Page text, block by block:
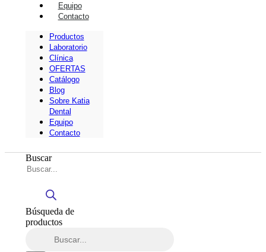
Equipo
Contacto
Productos
Laboratorio
Clínica
OFERTAS
Catálogo
Blog
Sobre Katia
Dental
Equipo
Contacto
Buscar
Búsqueda de
productos